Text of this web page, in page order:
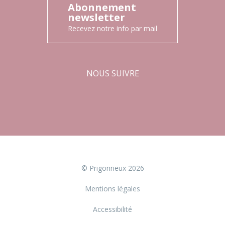
Abonnement
newsletter
Recevez notre info par mail
NOUS SUIVRE
© Prigonrieux 2026
Mentions légales
Accessibilité